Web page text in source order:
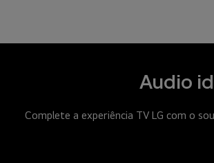
Audio
Complete a experiência TV LG com o